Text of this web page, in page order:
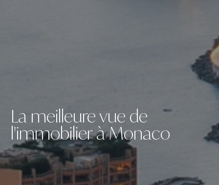
La meilleure vue de
l'immobilier à Monaco